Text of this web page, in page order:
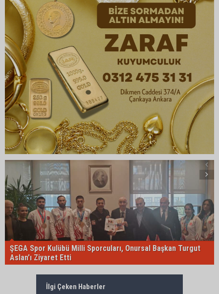
ŞEGA Spor Kulübü Milli Sporcuları, Onursal Başkan Turgut
Aslan’ı Ziyaret Etti
İlgi Çeken Haberler